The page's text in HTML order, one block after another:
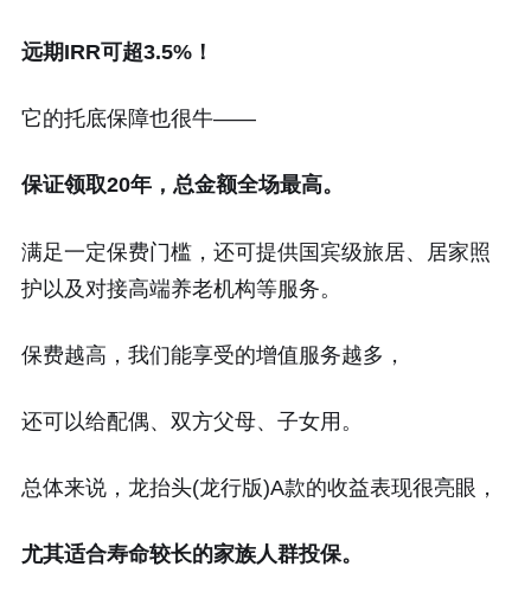
远期IRR可超3.5%！
它的托底保障也很牛——
保证领取20年，总金额全场最高。
满足一定保费门槛，还可提供国宾级旅居、居家照
护以及对接高端养老机构等服务。
保费越高，我们能享受的增值服务越多，
还可以给配偶、双方父母、子女用。
总体来说，龙抬头(龙行版)A款的收益表现很亮眼，
尤其适合寿命较长的家族人群投保。